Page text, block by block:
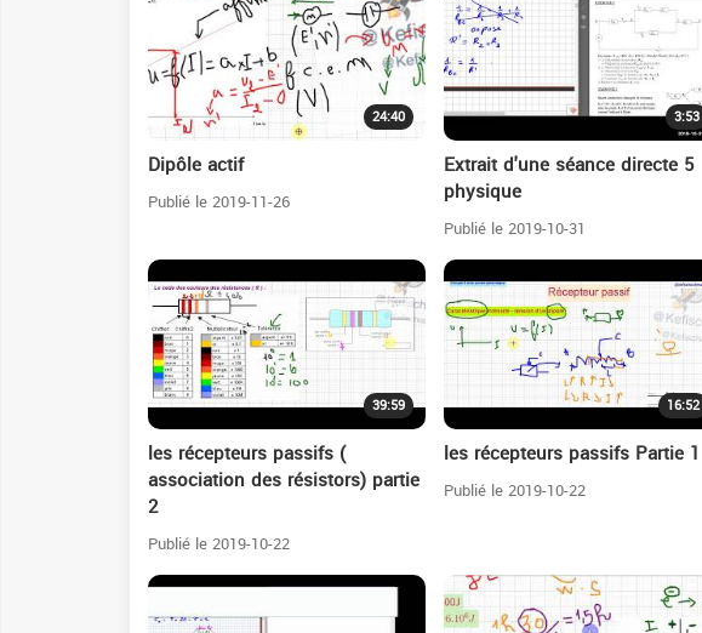
24:40
Dipôle actif
Publié le 2019-11-26
3:53
Extrait d'une séance directe 5
physique
Publié le 2019-10-31
39:59
les récepteurs passifs (
association des résistors) partie
2
Publié le 2019-10-22
16:52
les récepteurs passifs Partie 1
Publié le 2019-10-22